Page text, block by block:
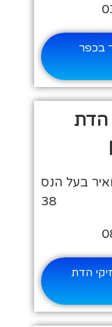
בכפר
בעל הנס
38
הדת